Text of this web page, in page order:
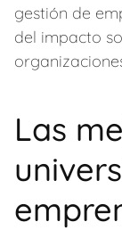
gestión de
del impacto
Las